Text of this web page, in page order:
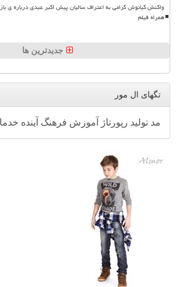
واکنش کیانوش گرامی به اعتراف سالیان پیش اکبر عبدی درباره ی
همراه فیلم
جدیدترین ها
تگهای ال مور
مد تولید رپورتاژ آموزش فرهنگ آینده